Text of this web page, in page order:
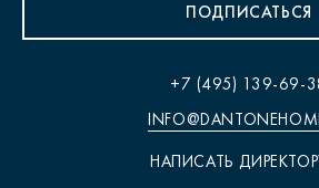
ПОДПИСАТЬСЯ
+7 (495) 139-69-
НАПИСАТЬ